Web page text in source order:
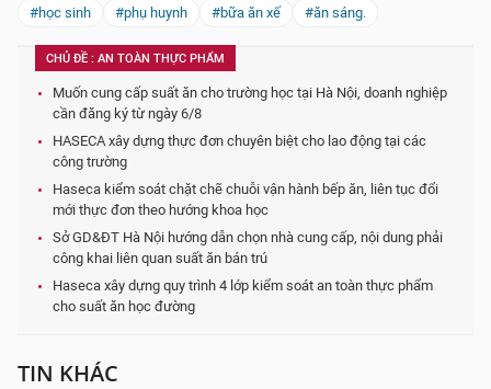
#học sinh
#phụ huynh #bữa ăn xế #ăn sáng.
CHỦ ĐỀ : AN TOÀN THỰC PHẨM
Muốn cung cấp suất ăn cho trường học tại Hà Nội, doanh nghiệp
cần đăng ký từ ngày 6/8
HASECA xây dựng thực đơn chuyên biệt cho lao động tại các
công trường
Haseca kiểm soát chặt chẽ chuỗi vận hành bếp ăn, liên tục đổi
mới thực đơn theo hướng khoa học
Sở GD&ĐT Hà Nội hướng dẫn chọn nhà cung cấp, nội dung phải
công khai liên quan suất ăn bán trú
Haseca xây dựng quy trình 4 lớp kiểm soát an toàn thực phẩm
cho suất ăn học đường
TIN KHÁC